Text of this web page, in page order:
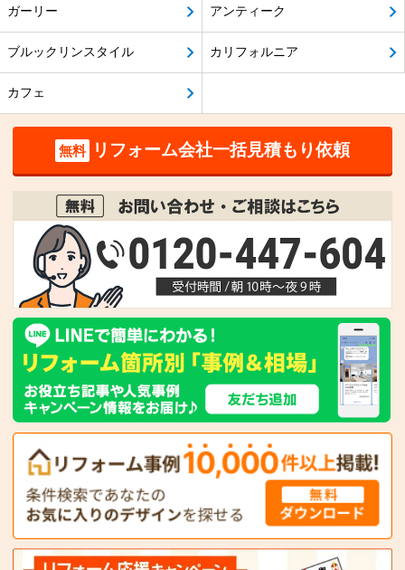
ガーリー アンティーク
ブルックリンスタイル カリフォルニア
カフェ
無料 リフォーム会社一括見積もり依頼